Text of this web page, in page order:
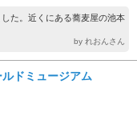
た。近くにある蕎麦屋の池本
by れおんさん
ドミュージアム